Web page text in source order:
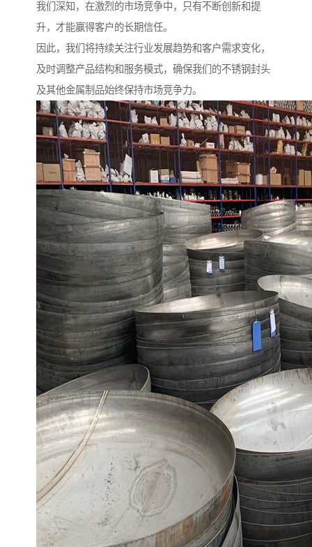
我们深知，在激烈的市场竞争中，只有不断创新和提
升，才能赢得客户的长期信任。
因此，我们将持续关注行业发展趋势和客户需求变化，
及时调整产品结构和服务模式，确保我们的不锈钢封头
及其他金属制品始终保持市场竞争力。